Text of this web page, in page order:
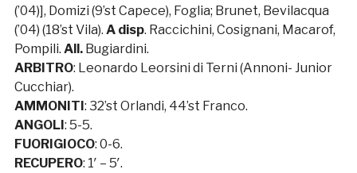
(’04)], Domizi (9’st Capece), Foglia; Brunet, Bevilacqua
(’04) (18’st Vila). A disp. Raccichini, Cosignani, Macarof,
Pompili. All.Bugiardini.
ARBITRO: Leonardo Leorsini di Terni (Annoni- Junior
Cucchiar).
AMMONITI: 32’st Orlandi, 44’st Franco.
ANGOLI: 5-5.
FUORIGIOCO: 0-6.
RECUPERO: 1′ – 5′.